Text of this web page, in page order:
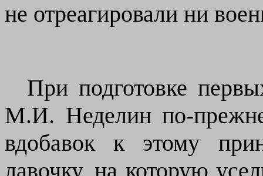
не отреагировали ни
При подготовке
М.И. Неделин по-
вдобавок к этому
лавочку, на которую